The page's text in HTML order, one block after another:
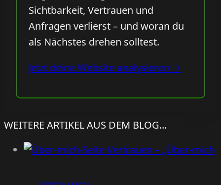
Sichtbarkeit, Vertrauen und
Anfragen verlierst – und woran du
als Nächstes drehen solltest.
Jetzt deine Website analysieren →
WEITERE ARTIKEL AUS DEM BLOG...